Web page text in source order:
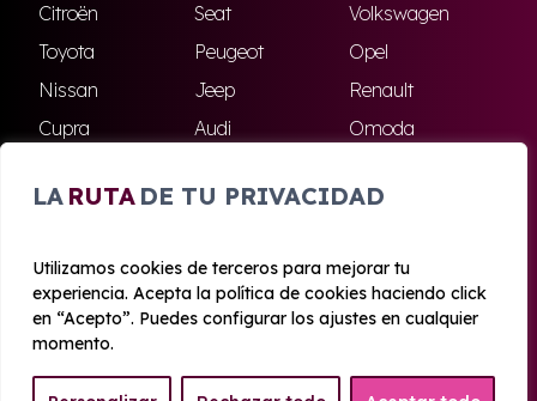
LA RUTA DE TU PRIVACIDAD
Utilizamos cookies de terceros para mejorar tu
experiencia. Acepta la política de cookies haciendo click
en “Acepto”. Puedes configurar los ajustes en cualquier
momento.
Citroën
Seat
Volkswagen
Toyota
Peugeot
Opel
Nissan
Jeep
Renault
Cupra
Audi
Omoda
Skoda
Ford Todas las marcas
© 2020 - 2026 Azahara Renting
Aviso legal y Privacidad